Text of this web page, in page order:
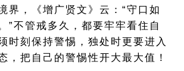
界，《增广贤文》云：“守口如
”不管戒多久，都要牢牢看住自
时刻保持警惕，独处时更要进入
，把自己的警惕性开大最大值！